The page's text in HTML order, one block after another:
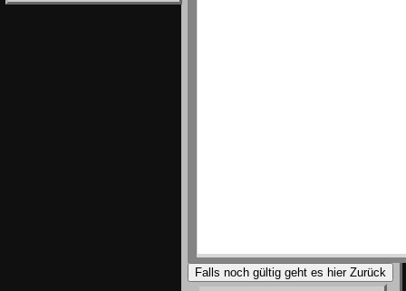
Falls noch gültig geht es hier Zurück